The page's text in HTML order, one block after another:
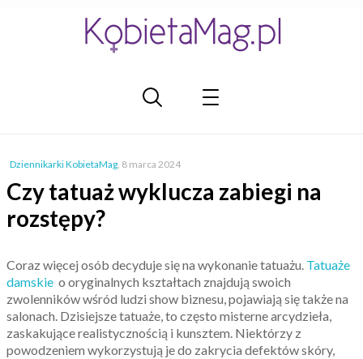
Dziennikarki KobietaMag, 8 marca 2024
Czy tatuaż wyklucza zabiegi na
rozstępy?
Coraz więcej osób decyduje się na wykonanie tatuażu. Tatuaże
damskie o oryginalnych kształtach znajdują swoich
zwolenników wśród ludzi show biznesu, pojawiają się także na
salonach. Dzisiejsze tatuaże, to często misterne arcydzieła,
zaskakujące realistycznością i kunsztem. Niektórzy z
powodzeniem wykorzystują je do zakrycia defektów skóry,